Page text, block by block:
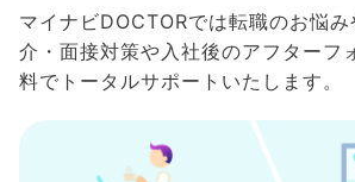
マイナビDOCTORでは転職のお悩
介・面接対策や入社後のアフターフ
料でトータルサポートいたします。